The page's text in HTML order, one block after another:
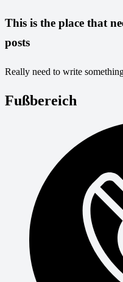
This is the place that
posts
Really need to write
Fußbereich